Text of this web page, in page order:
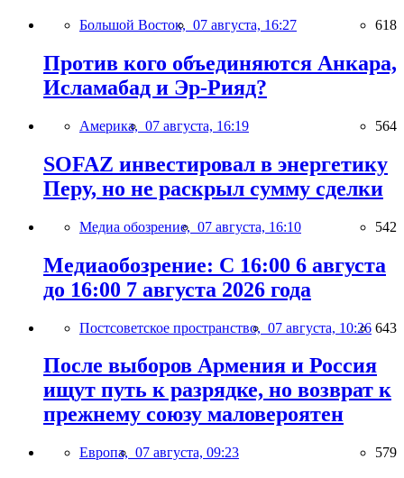
Большой Восток, 07 августа, 16:27 618
Против кого объединяются Анкара,
Исламабад и Эр-Рияд?
Америка, 07 августа, 16:19 564
SOFAZ инвестировал в энергетику
Перу, но не раскрыл сумму сделки
Медиа обозрение, 07 августа, 16:10 542
Медиаобозрение: С 16:00 6 августа
до 16:00 7 августа 2026 года
Постсоветское пространство, 07 августа, 10:26 643
После выборов Армения и Россия
ищут путь к разрядке, но возврат к
прежнему союзу маловероятен
Европа, 07 августа, 09:23 579